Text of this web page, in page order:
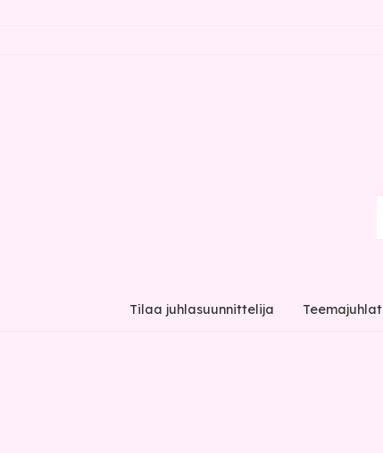
Tilaa juhlasuunnittelija Teemajuhlat